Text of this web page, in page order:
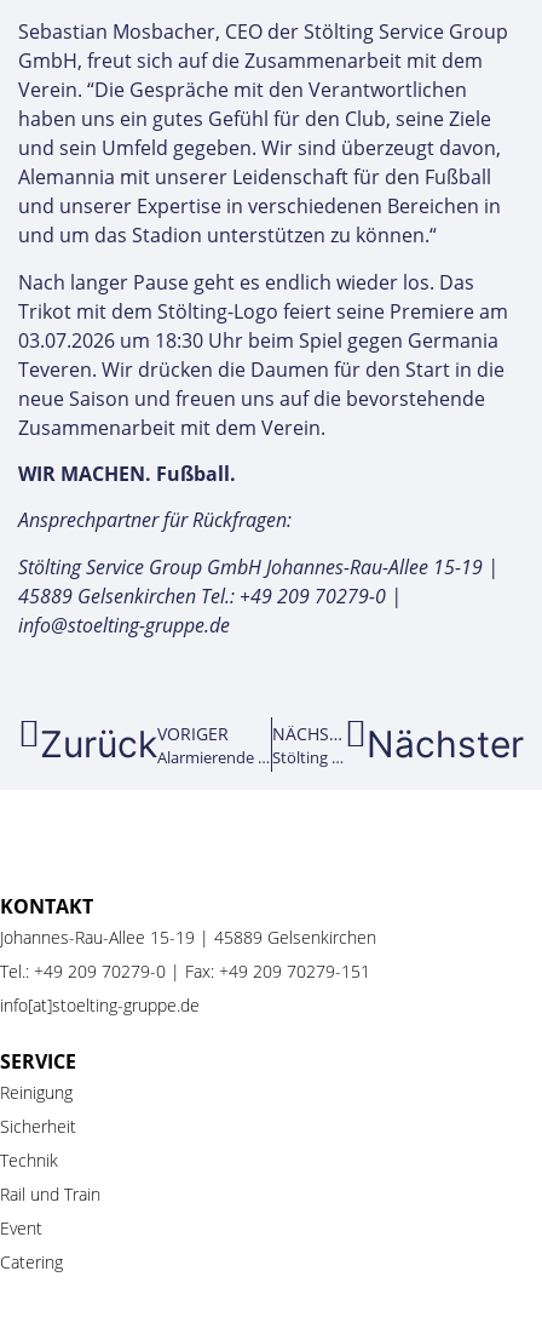
Sebastian Mosbacher, CEO der Stölting Service Group
GmbH, freut sich auf die Zusammenarbeit mit dem
Verein. “Die Gespräche mit den Verantwortlichen
haben uns ein gutes Gefühl für den Club, seine Ziele
und sein Umfeld gegeben. Wir sind überzeugt davon,
Alemannia mit unserer Leidenschaft für den Fußball
und unserer Expertise in verschiedenen Bereichen in
und um das Stadion unterstützen zu können.“
Nach langer Pause geht es endlich wieder los. Das
Trikot mit dem Stölting-Logo feiert seine Premiere am
03.07.2026 um 18:30 Uhr beim Spiel gegen Germania
Teveren. Wir drücken die Daumen für den Start in die
neue Saison und freuen uns auf die bevorstehende
Zusammenarbeit mit dem Verein.
WIR MACHEN. Fußball.
Ansprechpartner für Rückfragen:
Stölting Service Group GmbHJohannes-Rau-Allee 15-19 |
45889 Gelsenkirchen Tel.: +49 209 70279-0 |
info@stoelting-gruppe.de
ZurückVORIGER
Alarmierende Zunahme der Vorfälle im ÖPNV – Stölting sorgt für den richtigen Schutz von Mitarbeitenden
NÄCHSTER
Stölting ist neuer Sicherheitspartner des SK Rapid Wien – erfolgreicher Saisonstart im Allianz Stadion Nächster
KONTAKT
Johannes-Rau-Allee 15-19 | 45889 Gelsenkirchen
Tel.: +49 209 70279-0 | Fax: +49 209 70279-151
info[at]stoelting-gruppe.de
SERVICE
Reinigung
Sicherheit
Technik
Rail und Train
Event
Catering